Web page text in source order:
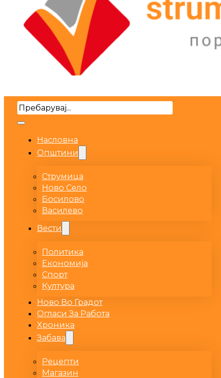
Search
Насловна
Општини
Струмица
Ново Село
Босилово
Василево
Вести
Политика
Економија
Спорт
Култура
Ново Во Градот
Огласи За Работа
Хроника
Забава
Рецепти
Магазин